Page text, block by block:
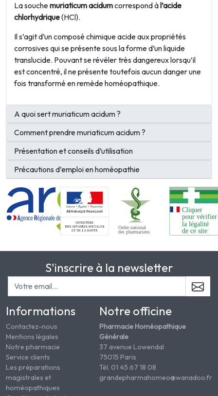
La souchemuriaticum acidumcorrespond àl’acide
chlorhydrique(HCl).
Il s’agit d’un composé chimique acide aux propriétés
corrosives qui se présente sous la forme d’un liquide
translucide. Pouvant se révéler très dangereux lorsqu’il
est concentré, il ne présente toutefois aucun danger une
fois transformé en remède homéopathique.
A quoi sert muriaticum acidum ?
Comment prendre muriaticum acidum ?
Présentation et conseils d’utilisation
Précautions d’emploi en homéopathie
S'inscrire à la newsletter
Informations
Contactez-nous
Mentions légales
Notre pharmacie
Service clients
Les préparations
magistrales et
homéopathiques
Notre officine
Pharmacie Homéopathique
Générale
37 avenue Lowendal
75015 Paris
Tél. 01 45 67 18 08
grandepharmahomeo@wanadoo.fr